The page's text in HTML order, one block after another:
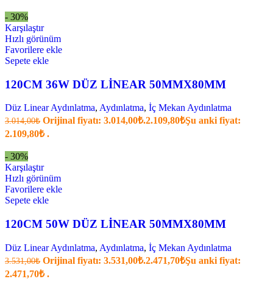
- 30%
Karşılaştır
Hızlı görünüm
Favorilere ekle
Sepete ekle
120CM 36W DÜZ LİNEAR 50MMX80MM
Düz Linear Aydınlatma, Aydınlatma, İç Mekan Aydınlatma
3.014,00₺ Orijinal fiyatı: 3.014,00₺.2.109,80₺Şu anki fiyat:
2.109,80₺ .
- 30%
Karşılaştır
Hızlı görünüm
Favorilere ekle
Sepete ekle
120CM 50W DÜZ LİNEAR 50MMX80MM
Düz Linear Aydınlatma, Aydınlatma, İç Mekan Aydınlatma
3.531,00₺ Orijinal fiyatı: 3.531,00₺.2.471,70₺Şu anki fiyat:
2.471,70₺ .